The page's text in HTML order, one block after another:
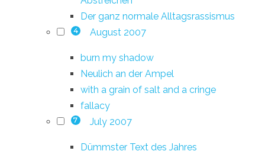
Der ganz normale Alltagsrassismus
4 August 2007
burn my shadow
Neulich an der Ampel
with a grain of salt and a cringe
fallacy
7 July 2007
Dümmster Text des Jahres